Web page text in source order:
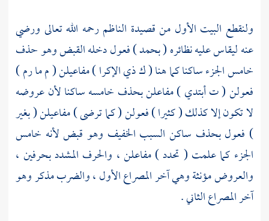
ولنقطع البيت الأول من قصيدة الناظمرحمه الله تعالى ورضي
عنه ليقاس عليه نظائره ( بحمد ) فعول دخله القبض وهو حذف
خامس الجزء ساكنا كما هنا ( ك ذي الإكرا ) مفاعيلن ( م ما رم )
فعولن ( ت أبتدي ) مفاعلن بحذف خامسه ساكنا لأن عروضه
لا تكون إلا كذلك ( كثيرا ) فعولن ( كما ترضى ) مفاعيلن ( بغير
) فعول بحذف ساكن السبب الخفيف وهو قبض لأنه خامس
الجزء كما علمت ( تحدد ) مفاعلن ، والحرف المشدد بحرفين ،
والعروض مؤنثة وهي آخر المصراع الأول ، والضرب مذكر وهو
آخر المصراع الثاني .